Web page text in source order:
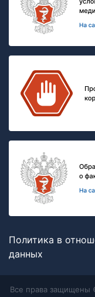
Политика в
данных
Все права